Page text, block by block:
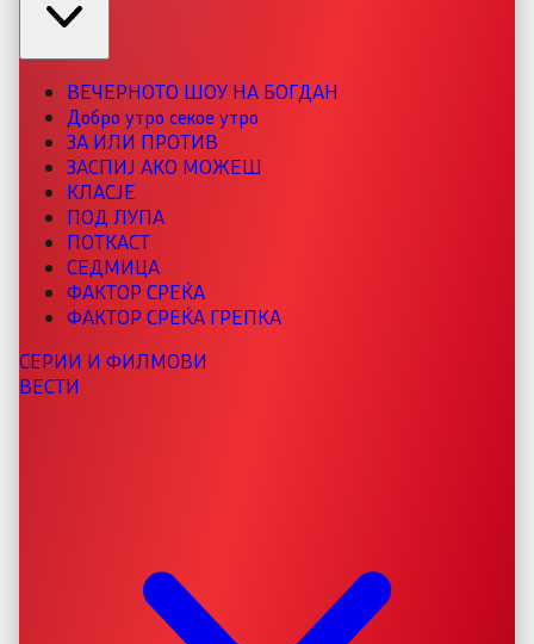
ВЕЧЕРНОТО ШОУ НА БОГДАН
Добро утро секое утро
ЗА ИЛИ ПРОТИВ
ЗАСПИЈ АКО МОЖЕШ
КЛАСЈЕ
ПОД ЛУПА
ПОТКАСТ
СЕДМИЦА
ФАКТОР СРЕЌА
ФАКТОР СРЕЌА ГРЕПКА
СЕРИИ И ФИЛМОВИ
ВЕСТИ